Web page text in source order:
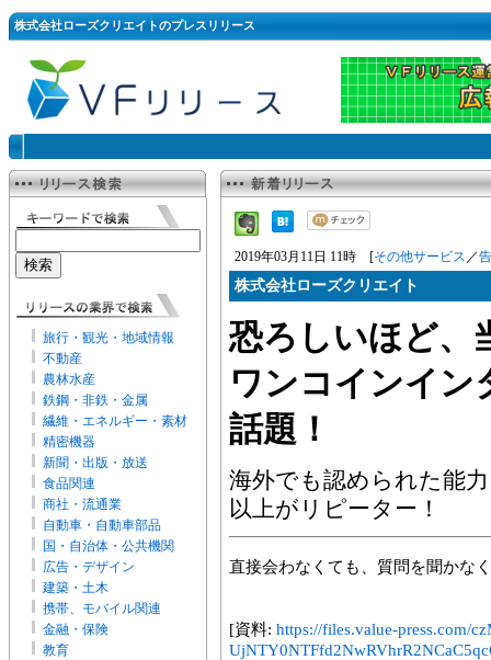
株式会社ローズクリエイトのプレスリリース
旅行・観光・地域情報
不動産
農林水産
鉄鋼・非鉄・金属
繊維・エネルギー・素材
精密機器
新聞・出版・放送
食品関連
商社・流通業
自動車・自動車部品
国・自治体・公共機関
広告・デザイン
建築・土木
携帯、モバイル関連
金融・保険
教育
2019年03月11日 11時 [その他サービス ／
株式会社ローズクリエイト
恐ろしいほど、
ワンコインイン
話題！
海外でも認められた能
以上がリピーター！
直接会わなくても、質問を聞かな
[資料: https://files.value-press.com/